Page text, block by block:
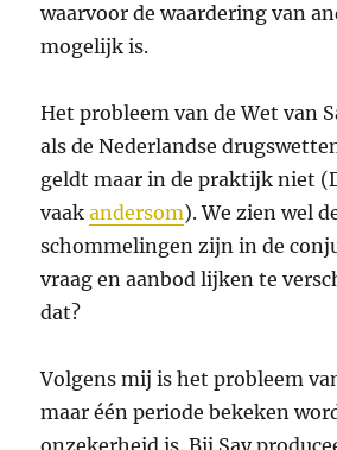
waarvoor de waardering van
mogelijk is.
Het probleem van de Wet van
als de Nederlandse
geldt maar in de praktijk niet
vaakandersom). We zien wel
schommelingen zijn in de
vraag en aanbod lijken te
dat?
Volgens mij is het probleem
maar één periode bekeken